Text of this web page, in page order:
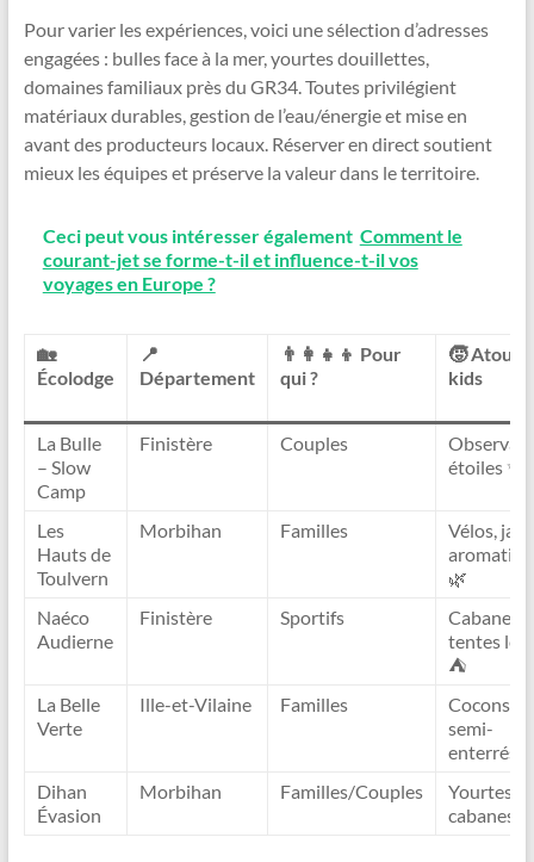
Pour varier les expériences, voici une sélection d’adresses
engagées : bulles face à la mer, yourtes douillettes,
domaines familiaux près du GR34. Toutes privilégient
matériaux durables, gestion de l’eau/énergie et mise en
avant des producteurs locaux. Réserver en direct soutient
mieux les équipes et préserve la valeur dans le territoire.
Ceci peut vous intéresser également Comment le
courant-jet se forme-t-il et influence-t-il vos
voyages en Europe ?
🏡
Écolodge
📍
Département
👨‍👩‍👧‍👦 Pour
qui ?
🧒 Atouts
kids
La Bulle
– Slow
Camp
Finistère Couples
étoiles ✨
Les
Hauts de
Toulvern
Morbihan Familles
Vélos,
🌿
Naéco
Audierne
Finistère Sportifs
Cabanes,
tentes
⛺
La Belle
Verte
Ille-et-Vilaine Familles
Cocons
semi-
enterrés
Dihan
Évasion
Morbihan Familles/Couples
Yourtes,
cabanes